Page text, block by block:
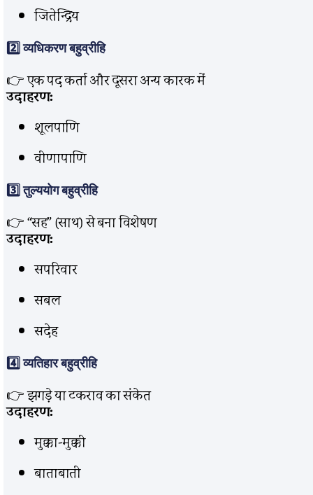
जितेन्द्रिय
2️⃣व्यधिकरण बहुव्रीहि
👉 एक पद कर्ता और दूसरा अन्य कारक में
उदाहरण:
शूलपाणि
वीणापाणि
3️⃣तुल्ययोग बहुव्रीहि
👉 “सह” (साथ) से बना विशेषण
उदाहरण:
सपरिवार
सबल
सदेह
4️⃣व्यतिहार बहुव्रीहि
👉 झगड़े या टकराव का संकेत
उदाहरण:
मुक्का-मुक्की
बाताबाती